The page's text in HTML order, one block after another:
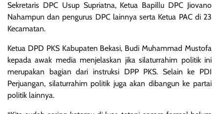
Sekretaris DPC Usup Supriatna, Ketua Bapillu DPC Jiovano
Nahampun dan pengurus DPC lainnya serta Ketua PAC di 23
Kecamatan.
Ketua DPD PKS Kabupaten Bekasi, Budi Muhammad Mustofa
kepada awak media menjelaskan jika silaturrahim politik ini
merupakan bagian dari instruksi DPP PKS. Selain ke PDI
Perjuangan, silaturrahim politik juga akan dibangun ke partai
politik lainnya.